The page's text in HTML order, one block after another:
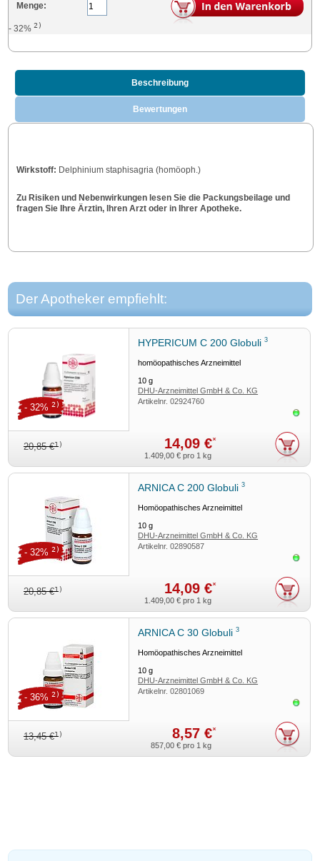
Menge:
- 32%2)
Beschreibung
Bewertungen
Wirkstoff: Delphinium staphisagria (homöoph.)
Zu Risiken und Nebenwirkungen lesen Sie die Packungsbeilage und
fragen Sie Ihre Ärztin, Ihren Arzt oder in Ihrer Apotheke.
Der Apotheker empfiehlt:
HYPERICUM C 200 Globuli3
homöopathisches Arzneimittel
10g
DHU-Arzneimittel GmbH & Co. KG
Artikelnr.02924760
20,85 €1) 14,09 €*
- 32% 2)
1.409,00 € pro 1 kg
ARNICA C 200 Globuli3
Homöopathisches Arzneimittel
10g
DHU-Arzneimittel GmbH & Co. KG
Artikelnr.02890587
20,85 €1) 14,09 €*
- 32% 2)
1.409,00 € pro 1 kg
ARNICA C 30 Globuli3
Homöopathisches Arzneimittel
10g
DHU-Arzneimittel GmbH & Co. KG
Artikelnr.02801069
13,45 €1) 8,57 €*
- 36% 2)
857,00 € pro 1 kg